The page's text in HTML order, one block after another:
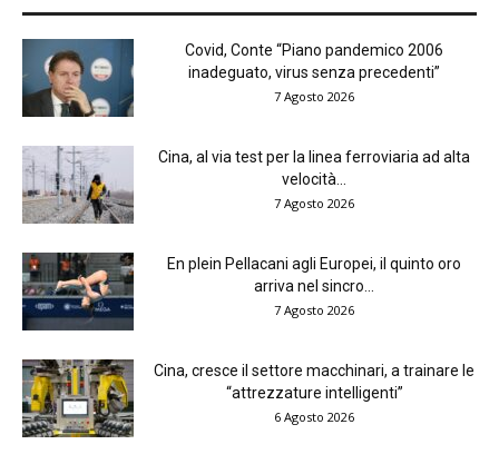
Covid, Conte “Piano pandemico 2006
inadeguato, virus senza precedenti”
7 Agosto 2026
Cina, al via test per la linea ferroviaria ad alta
velocità...
7 Agosto 2026
En plein Pellacani agli Europei, il quinto oro
arriva nel sincro...
7 Agosto 2026
Cina, cresce il settore macchinari, a trainare le
“attrezzature intelligenti”
6 Agosto 2026